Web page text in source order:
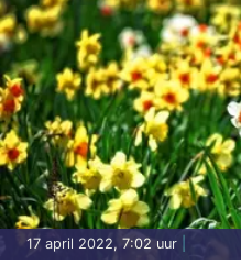
17 april 2022, 7:02 uur